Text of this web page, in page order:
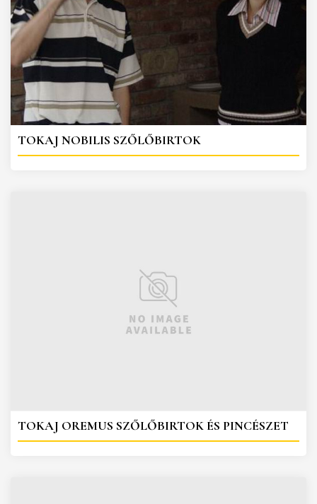
TOKAJ NOBILIS SZŐLŐBIRTOK
TOKAJ OREMUS SZŐLŐBIRTOK ÉS PINCÉSZET